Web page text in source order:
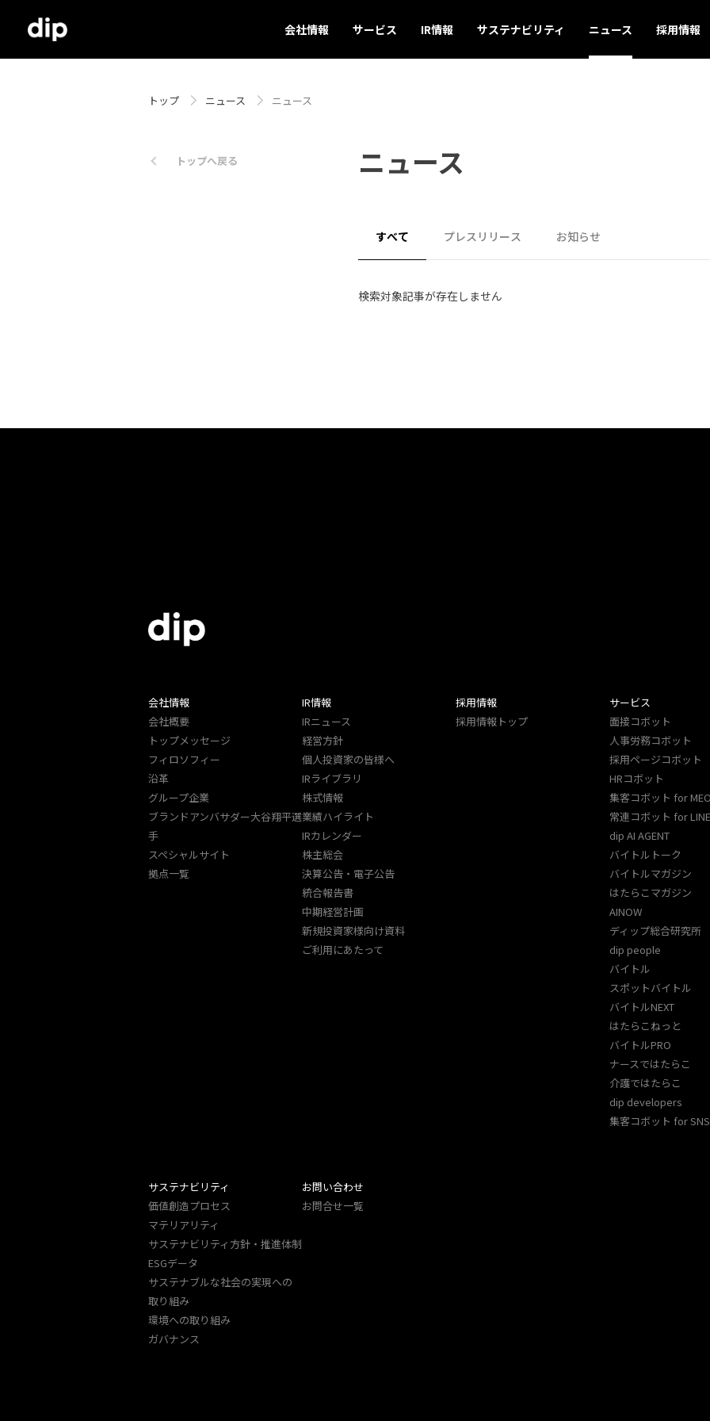
会社情報 サービス IR情報 サステナビリティ ニュース 採用情報
トップ ニュース ニュース
トップへ戻る ニュース
すべて プレスリリース お知らせ
検索対象記事が存在しません
会社情報
会社概要
トップメッセージ
フィロソフィー
沿革
グループ企業
ブランドアンバサダー大谷翔平選
手
スペシャルサイト
拠点一覧
IR情報
IRニュース
経営方針
個人投資家の皆様へ
IRライブラリ
株式情報
業績ハイライト
IRカレンダー
株主総会
決算公告・電子公告
統合報告書
中期経営計画
新規投資家様向け資料
ご利用にあたって
採用情報
採用情報トップ
サービス
面接コボット
人事労務コボット​
採用ページコボット​
HRコボット
集客コボット for
常連コボット for LINE​
dip AI AGENT
バイトルトーク
バイトルマガジン
はたらこマガジン
AINOW
ディップ総合研究所
dip people
バイトル
スポットバイトル
バイトルNEXT
はたらこねっと
バイトルPRO
ナースではたらこ
介護ではたらこ
dip developers
集客コボット for
サステナビリティ
価値創造プロセス
マテリアリティ
サステナビリティ方針・推進体制
ESGデータ
サステナブルな社会の実現への
取り組み
環境への取り組み
ガバナンス
お問い合わせ
お問合せ一覧